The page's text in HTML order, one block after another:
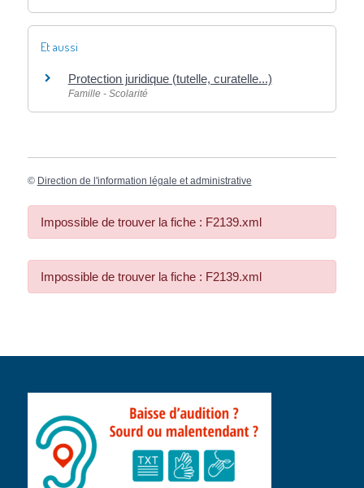
Et aussi
Protection juridique (tutelle, curatelle...)
Famille - Scolarité
© Direction de l'information légale et administrative
Impossible de trouver la fiche : F2139.xml
Impossible de trouver la fiche : F2139.xml